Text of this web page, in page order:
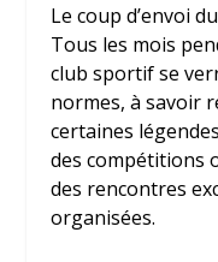
Le coup d’envoi
Tous les mois
club sportif se
normes, à savoir
certaines
des compétitions
des rencontres
organisées.